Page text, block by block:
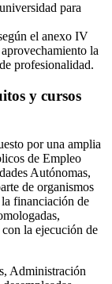
para
el anexo IV
la
profesionalidad.
y cursos
por una amplia
de Empleo
Autónomas,
de organismos
la financiación de
la ejecución de
Administración